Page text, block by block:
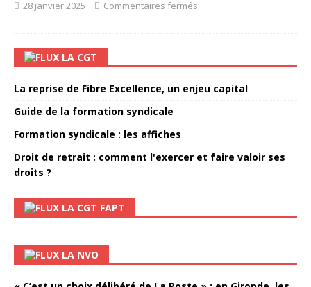
28 janvier 2025 Commentaires fermés
LA CGT
La reprise de Fibre Excellence, un enjeu capital
Guide de la formation syndicale
Formation syndicale : les affiches
Droit de retrait : comment l'exercer et faire valoir ses
droits ?
LA CGT FAPT
LA NVO